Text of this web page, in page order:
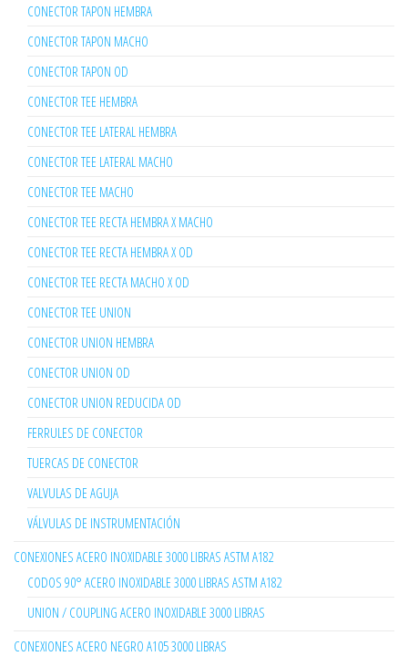
CONECTOR TAPON HEMBRA
CONECTOR TAPON MACHO
CONECTOR TAPON OD
CONECTOR TEE HEMBRA
CONECTOR TEE LATERAL HEMBRA
CONECTOR TEE LATERAL MACHO
CONECTOR TEE MACHO
CONECTOR TEE RECTA HEMBRA X MACHO
CONECTOR TEE RECTA HEMBRA X OD
CONECTOR TEE RECTA MACHO X OD
CONECTOR TEE UNION
CONECTOR UNION HEMBRA
CONECTOR UNION OD
CONECTOR UNION REDUCIDA OD
FERRULES DE CONECTOR
TUERCAS DE CONECTOR
VALVULAS DE AGUJA
VÁLVULAS DE INSTRUMENTACIÓN
CONEXIONES ACERO INOXIDABLE 3000 LIBRAS ASTM A182
CODOS 90° ACERO INOXIDABLE 3000 LIBRAS ASTM A182
UNION / COUPLING ACERO INOXIDABLE 3000 LIBRAS
CONEXIONES ACERO NEGRO A105 3000 LIBRAS